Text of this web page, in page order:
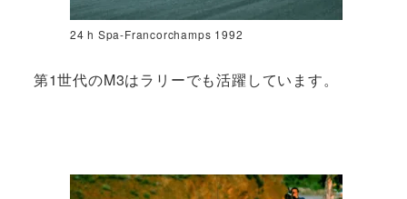
24 h Spa-Francorchamps 1992
第1世代のM3はラリーでも活躍しています。